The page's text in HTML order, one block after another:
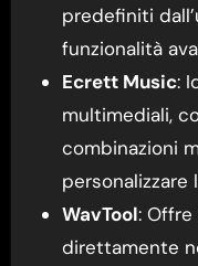
predefiniti
funzionalità
Ecrett Music:
multimediali,
combinazioni
personalizzare
WavTool:
direttamente